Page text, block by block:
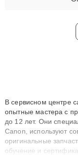
В сервисном центре
опытные мастера с
до 12 лет. Они
Canon, используют
оригинальные
обучение и